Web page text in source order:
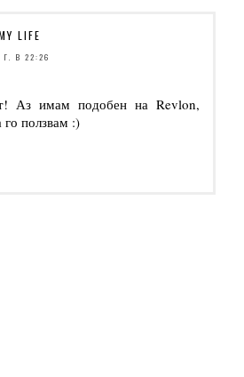
LIFE
В 22:26
Аз имам подобен на Revlon,
го ползвам :)